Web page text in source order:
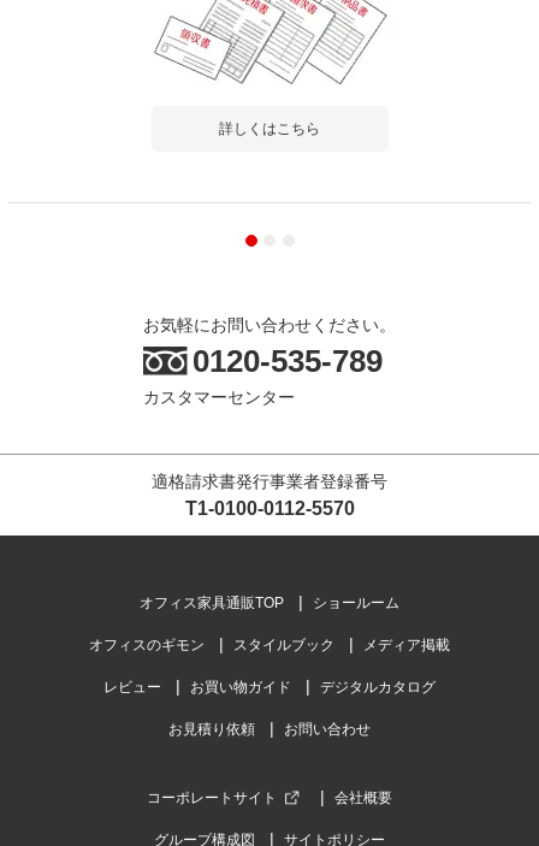
詳しくはこちら
お気軽にお問い合わせください。
0120-535-789
カスタマーセンター
適格請求書発行事業者登録番号
T1-0100-0112-5570
オフィス家具通販TOP ショールーム
オフィスのギモン スタイルブック メディア掲載
レビュー お買い物ガイド デジタルカタログ
お見積り依頼 お問い合わせ
コーポレートサイト 会社概要
グループ構成図 サイトポリシー